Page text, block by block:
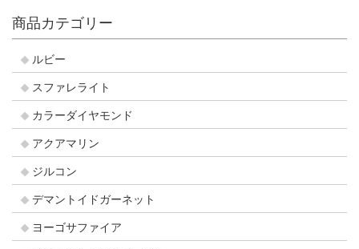
商品カテゴリー
ルビー
スファレライト
カラーダイヤモンド
アクアマリン
ジルコン
デマントイドガーネット
ヨーゴサファイア